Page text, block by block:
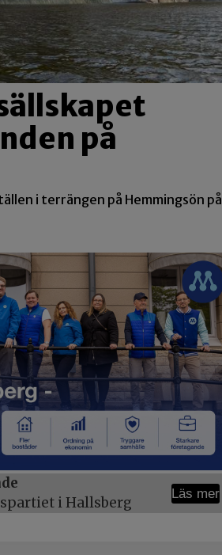
på
i terrängen på Hemmingsön på
i Hallsberg
Läs mer